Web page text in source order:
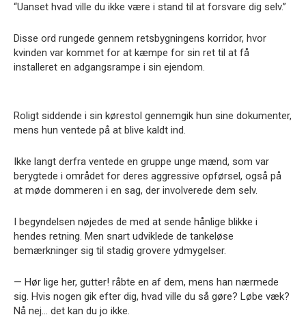
“Uanset hvad ville du ikke være i stand til at forsvare dig selv.”
Disse ord rungede gennem retsbygningens korridor, hvor
kvinden var kommet for at kæmpe for sin ret til at få
installeret en adgangsrampe i sin ejendom.
Roligt siddende i sin kørestol gennemgik hun sine dokumenter,
mens hun ventede på at blive kaldt ind.
Ikke langt derfra ventede en gruppe unge mænd, som var
berygtede i området for deres aggressive opførsel, også på
at møde dommeren i en sag, der involverede dem selv.
I begyndelsen nøjedes de med at sende hånlige blikke i
hendes retning. Men snart udviklede de tankeløse
bemærkninger sig til stadig grovere ydmygelser.
— Hør lige her, gutter! råbte en af dem, mens han nærmede
sig. Hvis nogen gik efter dig, hvad ville du så gøre? Løbe væk?
Nå nej… det kan du jo ikke.